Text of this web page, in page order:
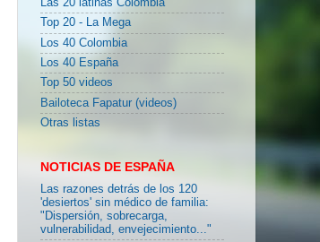
Las 20 latinas Colombia
Top 20 - La Mega
Los 40 Colombia
Los 40 España
Top 50 videos
Bailoteca Fapatur (videos)
Otras listas
NOTICIAS DE ESPAÑA
Las razones detrás de los 120
'desiertos' sin médico de familia:
"Dispersión, sobrecarga,
vulnerabilidad, envejecimiento..."